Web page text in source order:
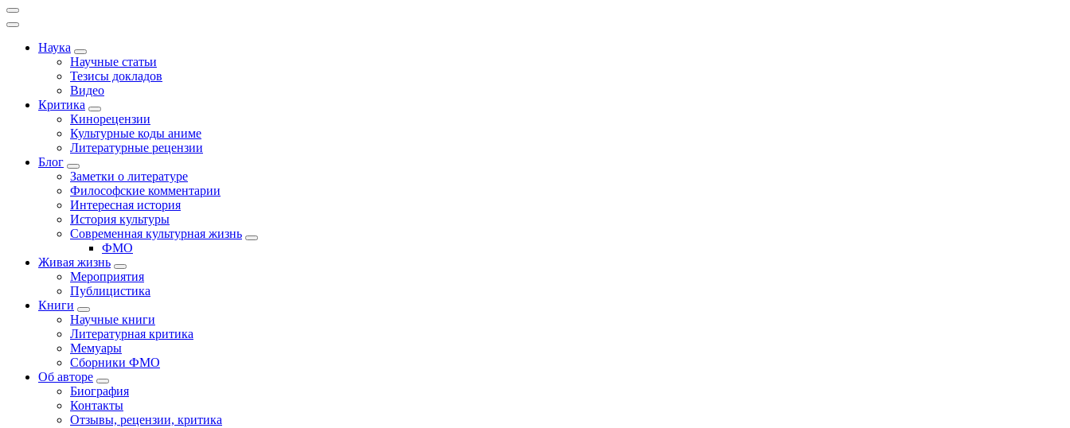
Наука
Научные статьи
Тезисы докладов
Видео
Критика
Кинорецензии
Культурные коды аниме
Литературные рецензии
Блог
Заметки о литературе
Философские комментарии
Интересная история
История культуры
Современная культурная жизнь
ФМО
Живая жизнь
Мероприятия
Публицистика
Книги
Научные книги
Литературная критика
Мемуары
Сборники ФМО
Об авторе
Биография
Контакты
Отзывы, рецензии, критика